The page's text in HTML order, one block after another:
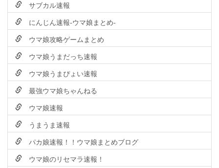
サブカル速報
にんじん速報-ウマ娘まとめ-
ウマ娘攻略ゲームまとめ
ウマ娘うまだっち速報
ウマ娘うまぴょい速報
最強ウマ娘ちゃんねる
ウマ娘速報
うまうま速報
パカ娘速報！！ウマ娘まとめブログ
ウマ娘のリセマラ速報！